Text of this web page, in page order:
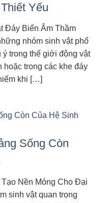
Yếu
Đáy Biển Âm Thầm
nhóm sinh vật phổ
trong thế giới động vật
trong các khe đáy
khi […]
Sống Còn
Nền Móng Cho Đại
sinh vật quan trọng